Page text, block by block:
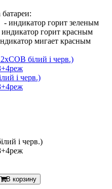
- индикатор горит зеленым
горит красным
мигает красным
і черв.)
і черв.)
В корзину